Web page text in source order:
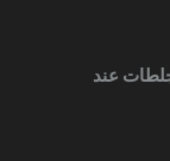
عند